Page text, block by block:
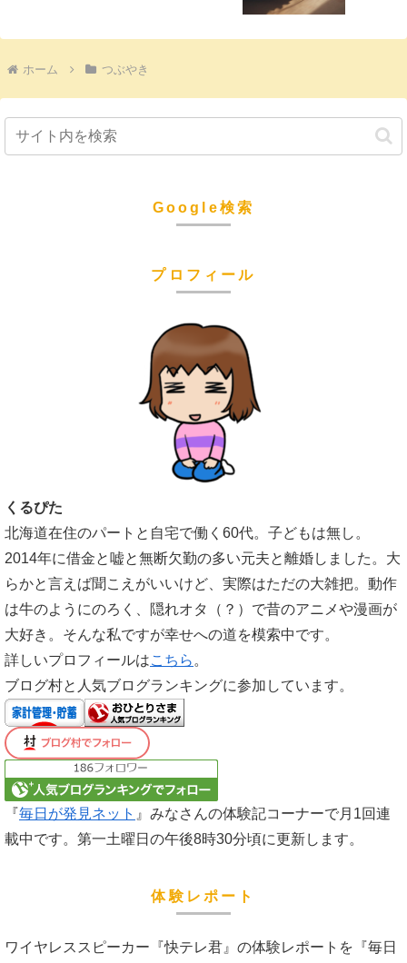
ホーム つぶやき
Google検索
プロフィール
くるぴた
北海道在住のパートと自宅で働く60代。子どもは無し。
2014年に借金と嘘と無断欠勤の多い元夫と離婚しました。大
らかと言えば聞こえがいいけど、実際はただの大雑把。動作
は牛のようにのろく、隠れオタ（？）で昔のアニメや漫画が
大好き。そんな私ですが幸せへの道を模索中です。
詳しいプロフィールはこちら。
ブログ村と人気ブログランキングに参加しています。
『毎日が発見ネット 』みなさんの体験記コーナーで月1回連
載中です。第一土曜日の午後8時30分頃に更新します。
体験レポート
ワイヤレススピーカー『快テレ君』の体験レポートを『毎日